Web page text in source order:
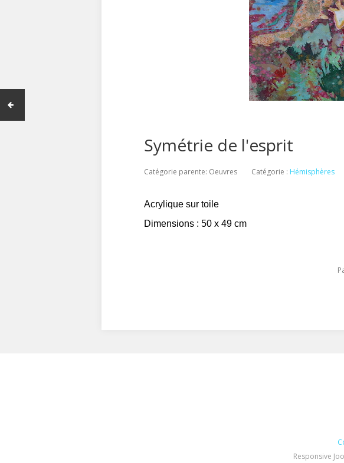
Symétrie de l'esprit
Catégorie parente: Oeuvres Catégorie : Hémisphères
Acrylique sur toile
Dimensions : 50 x 49 cm
Responsive